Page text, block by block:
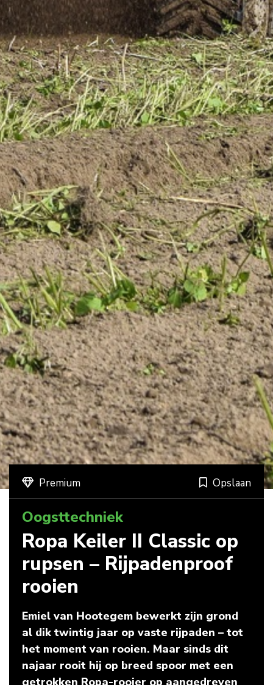
Premium Opslaan
Oogsttechniek
Ropa Keiler II Classic op
rupsen – Rijpadenproof
rooien
Emiel van Hootegem bewerkt zijn grond
al dik twintig jaar op vaste rijpaden – tot
het moment van rooien. Maar sinds dit
najaar rooit hij op breed spoor met een